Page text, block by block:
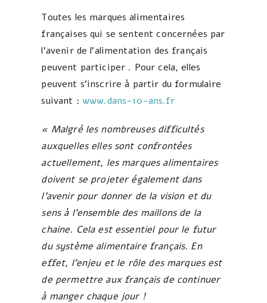
Toutes les marques alimentaires
françaises qui se sentent concernées par
l’avenir de l’alimentation des français
peuvent participer . Pour cela, elles
peuvent s’inscrire à partir du formulaire
suivant : www.dans-10-ans.fr
« Malgré les nombreuses difficultés
auxquelles elles sont confrontées
actuellement, les marques alimentaires
doivent se projeter également dans
l’avenir pour donner de la vision et du
sens à l’ensemble des maillons de la
chaine. Cela est essentiel pour le futur
du système alimentaire français. En
effet, l’enjeu et le rôle des marques est
de permettre aux français de continuer
à manger chaque jour !